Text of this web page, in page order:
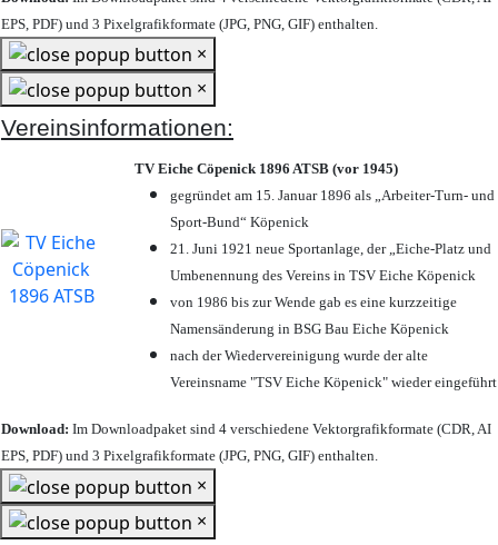
EPS, PDF) und 3 Pixelgrafikformate (JPG, PNG, GIF) enthalten.
×
×
Vereinsinformationen:
TV Eiche Cöpenick 1896 ATSB (vor 1945)
gegründet am 15. Januar 1896 als „Arbeiter-Turn- und
Sport-Bund“ Köpenick
21. Juni 1921 neue Sportanlage, der „Eiche-Platz und
Umbenennung des Vereins in TSV Eiche Köpenick
von 1986 bis zur Wende gab es eine kurzzeitige
Namensänderung in BSG Bau Eiche Köpenick
nach der Wiedervereinigung wurde der alte
Vereinsname "TSV Eiche Köpenick" wieder eingeführt
Download: Im Downloadpaket sind 4 verschiedene Vektorgrafikformate (CDR, AI
EPS, PDF) und 3 Pixelgrafikformate (JPG, PNG, GIF) enthalten.
×
×